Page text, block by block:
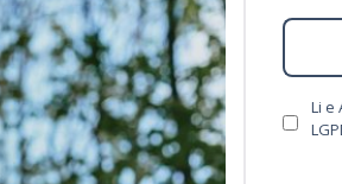
Li e